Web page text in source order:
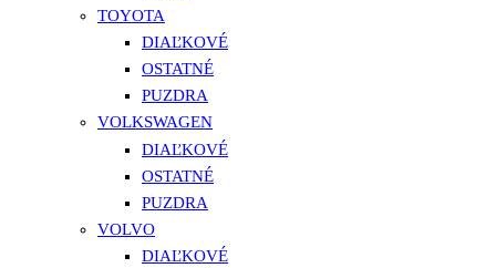
TOYOTA
DIAĽKOVÉ
OSTATNÉ
PUZDRA
VOLKSWAGEN
DIAĽKOVÉ
OSTATNÉ
PUZDRA
VOLVO
DIAĽKOVÉ